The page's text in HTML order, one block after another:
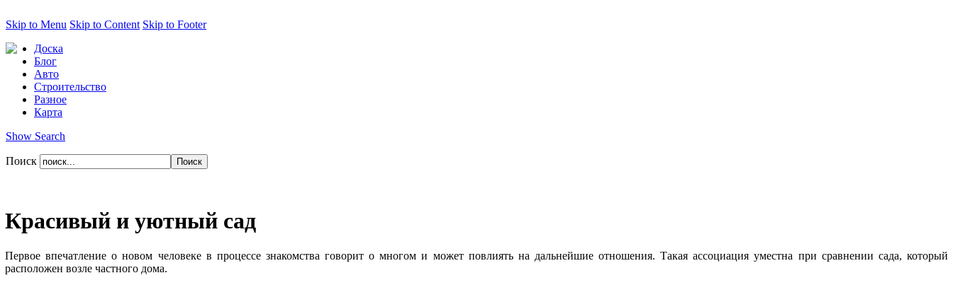
Skip to Menu Skip to Content Skip to Footer
Доска
Блог
Авто
Строительство
Разное
Карта
Show Search
Поиск
Красивый и уютный сад
Первое впечатление о новом человеке в процессе знакомства говорит о многом и может повлиять на дальнейшие отношения. Такая ассоциация уместна при сравнении сада, который
расположен возле частного дома.